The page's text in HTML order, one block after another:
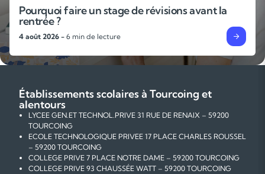
stage de révisions avant la
lecture
L’importance
31 juillet 2026 -
Établissements scolaires à Tourcoing et
alentours
LYCEE GEN.ET TECHNOL.PRIVE 31 RUE DE RENAIX – 59200
TOURCOING
ECOLE TECHNOLOGIQUE PRIVEE 17 PLACE CHARLES ROUSSEL
– 59200 TOURCOING
COLLEGE PRIVE 7 PLACE NOTRE DAME – 59200 TOURCOING
COLLEGE PRIVE 93 CHAUSSÉE WATT – 59200 TOURCOING